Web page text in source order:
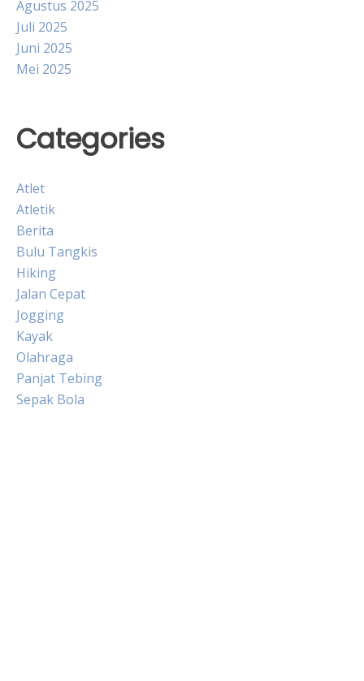
Agustus 2025
Juli 2025
Juni 2025
Mei 2025
Categories
Atlet
Atletik
Berita
Bulu Tangkis
Hiking
Jalan Cepat
Jogging
Kayak
Olahraga
Panjat Tebing
Sepak Bola